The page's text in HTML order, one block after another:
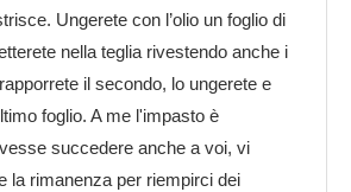
Ungerete con l’olio un foglio di
nella teglia rivestendo anche i
il secondo, lo ungerete e
foglio. A me l'impasto è
succedere anche a voi, vi
la rimanenza per riempirci dei